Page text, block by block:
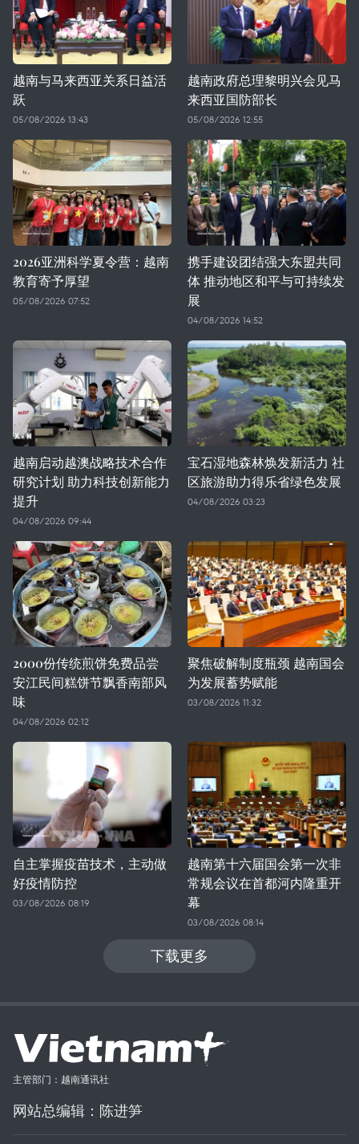
越南与马来西亚关系日益活
跃
05/08/2026 13:43
越南政府总理黎明兴会见马
来西亚国防部长
05/08/2026 12:55
2026亚洲科学夏令营：越南
教育寄予厚望
05/08/2026 07:52
携手建设团结强大东盟共同
体 推动地区和平与可持续发
展
04/08/2026 14:52
越南启动越澳战略技术合作
研究计划 助力科技创新能力
提升
04/08/2026 09:44
宝石湿地森林焕发新活力 社
区旅游助力得乐省绿色发展
04/08/2026 03:23
2000份传统煎饼免费品尝
安江民间糕饼节飘香南部风
味
04/08/2026 02:12
聚焦破解制度瓶颈 越南国会
为发展蓄势赋能
03/08/2026 11:32
自主掌握疫苗技术，主动做
好疫情防控
03/08/2026 08:19
越南第十六届国会第一次非
常规会议在首都河内隆重开
幕
03/08/2026 08:14
下载更多
主管部门：越南通讯社
网站总编辑：陈进笋